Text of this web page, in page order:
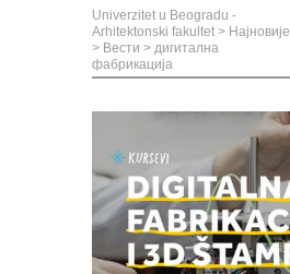
Univerzitet u Beogradu -
Arhitektonski fakultet > Најновије
> Вести > дигитална
фабрикација